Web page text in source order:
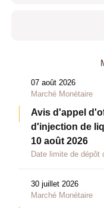
07 août 2026
Marché Monétaire
Avis d'appel
d'injection de
10 août 2026
Date limite de dépôt
30 juillet 2026
Marché Monétaire